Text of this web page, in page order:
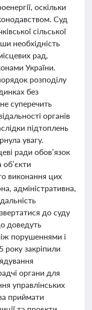
оскільки
Суд
сільської
необхідність
рад,
України.
розподілу
без
суперечить
органів
підтоплень
увагу.
ради обов’язок
виконання цих
адміністративна,
до суду
доведуть
порушеннями і
закріпили
органи для
управлінських
приймати